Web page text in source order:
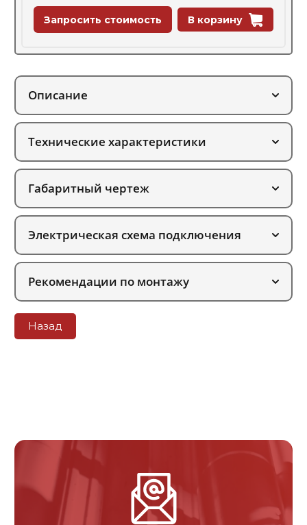
В корзину
Запросить стоимость
Описание
Технические характеристики
Габаритный чертеж
Электрическая схема подключения
Рекомендации по монтажу
Назад